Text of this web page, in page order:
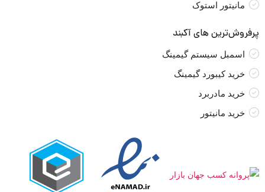
مانیتور استوک
پرفروش‌ترین های آکبند
اسمبل سیستم گیمینگ
خرید کیبورد گیمینگ
خرید مادربرد
خرید مانیتور